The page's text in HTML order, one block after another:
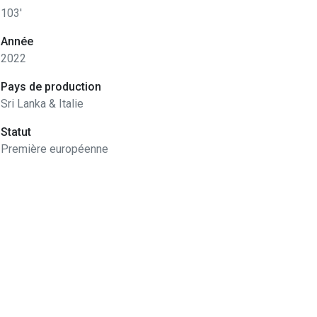
103'
Année
2022
Pays de production
Sri Lanka & Italie
Statut
Première européenne